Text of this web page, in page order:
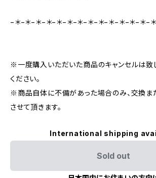
−＊−＊−＊−＊−＊−＊−＊−＊−＊−＊−＊−＊−＊−
※一度購入いただいた商品のキャンセルは致
ください。
※商品自体に不備があった場合のみ、交換ま
させて頂きます。
International shipping
Sold out